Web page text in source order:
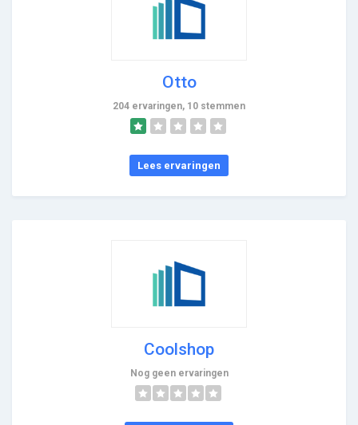
Otto
204 ervaringen, 10 stemmen
Lees ervaringen
Coolshop
Nog geen ervaringen